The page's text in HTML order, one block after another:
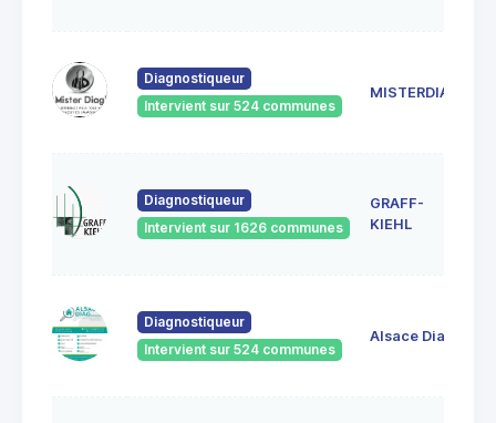
Diagnostiqueur
Intervient sur 524 communes
MISTERDIAG
Diagnostiqueur
Intervient sur 1626 communes
GRAFF-
KIEHL
Diagnostiqueur
Intervient sur 524 communes
Alsace Diag